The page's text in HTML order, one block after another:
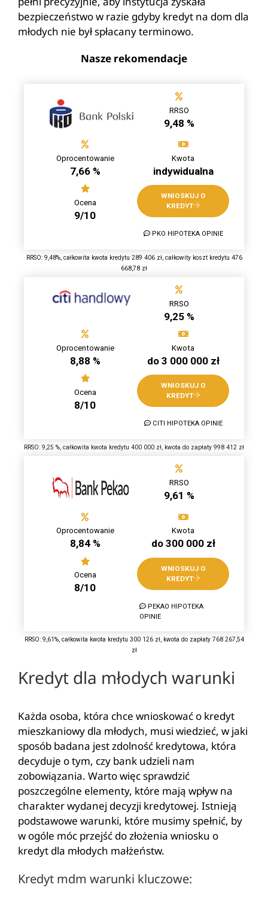
bezpieczeństwo w razie gdyby kredyt na dom dla
młodych nie był spłacany terminowo.
Nasze rekomendacje
RRSO
9,48 %
Oprocentowanie
7,66 %
Kwota
indywidualna
Ocena
9/10
WNIOSKUJ O
KREDYT
PKO HIPOTEKA OPINIE
RRSO: 9,48%, całkowita kwota kredytu 289 406 zł, całkowity koszt kredytu 476
668,78 zł
RRSO
9,25 %
Oprocentowanie
8,88 %
Kwota
do 3 000 000 zł
Ocena
8/10
WNIOSKUJ O
KREDYT
CITI HIPOTEKA OPINIE
RRSO: 9,25 %, całkowita kwota kredytu 400 000 zł, kwota do zapłaty 998 412 zł
RRSO
9,61 %
Oprocentowanie
8,84 %
Kwota
do 300 000 zł
Ocena
8/10
WNIOSKUJ O
KREDYT
PEKAO HIPOTEKA
OPINIE
RRSO: 9,61%, całkowita kwota kredytu 300 126 zł, kwota do zapłaty 768 267,54
zł
Kredyt dla młodych warunki
Każda osoba, która chce wnioskować o kredyt
mieszkaniowy dla młodych, musi wiedzieć, w jaki
sposób badana jest zdolność kredytowa, która
decyduje o tym, czy bank udzieli nam
zobowiązania. Warto więc sprawdzić
poszczególne elementy, które mają wpływ na
charakter wydanej decyzji kredytowej. Istnieją
podstawowe warunki, które musimy spełnić, by
w ogóle móc przejść do złożenia wniosku o
kredyt dla młodych małżeństw.
Kredyt mdm warunki kluczowe: